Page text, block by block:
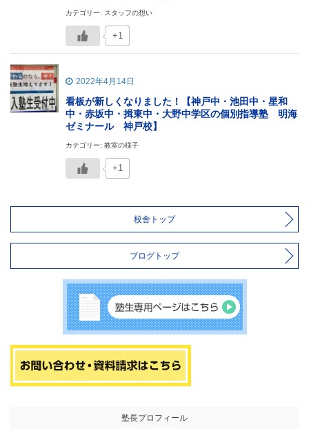
カテゴリー: スタッフの想い
+1
2022年4月14日
看板が新しくなりました！【神戸中・池田中・星和
中・赤坂中・揖東中・大野中学区の個別指導塾 明海
ゼミナール 神戸校】
カテゴリー: 教室の様子
+1
校舎トップ
ブログトップ
塾長プロフィール